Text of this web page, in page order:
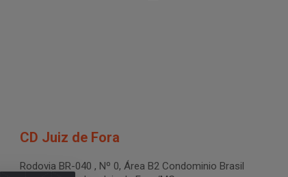
CD Juiz de Fora
Rodovia BR-040 , Nº 0, Área B2 Condominio Brasil